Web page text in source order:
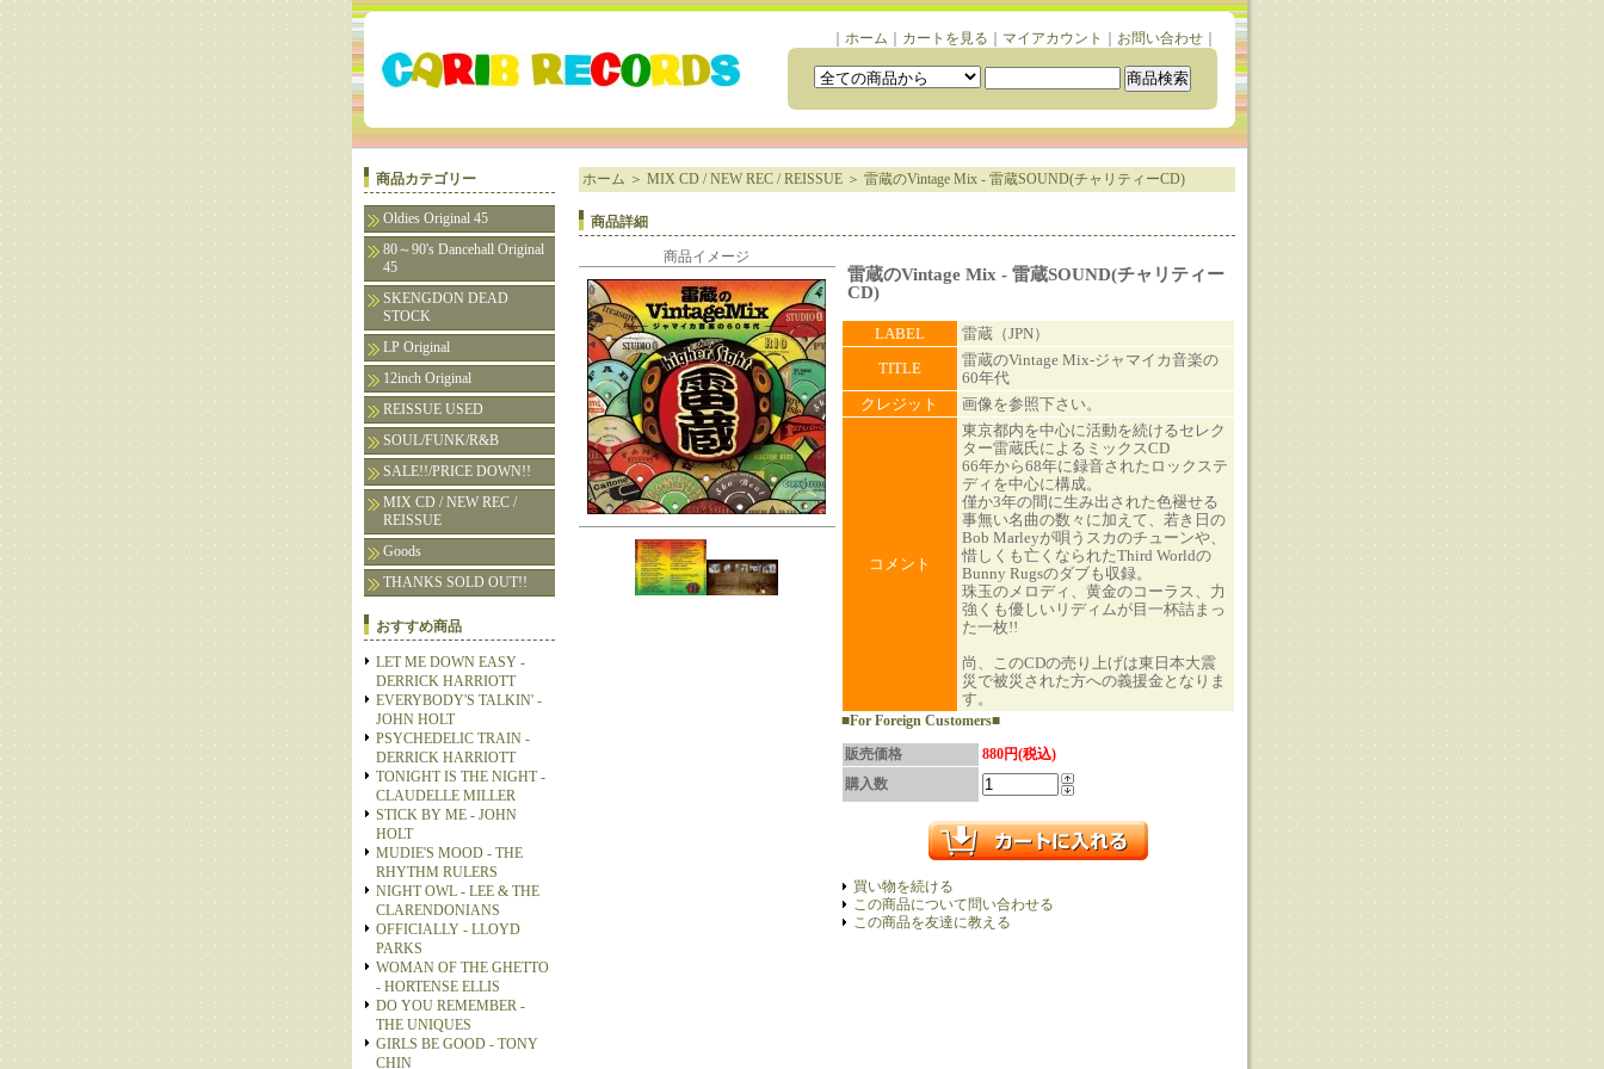
ホーム カートを見る マイアカウント お問い合わせ｜
商品カテゴリー
Oldies Original 45
80～90's Dancehall Original
45
SKENGDON DEAD
STOCK
LP Original
12inch Original
REISSUE USED
SOUL/FUNK/R&B
SALE!!/PRICE DOWN!!
MIX CD / NEW REC /
REISSUE
Goods
THANKS SOLD OUT!!
おすすめ商品
LET ME DOWN EASY -
DERRICK HARRIOTT
EVERYBODY'S TALKIN' -
JOHN HOLT
PSYCHEDELIC TRAIN -
DERRICK HARRIOTT
TONIGHT IS THE NIGHT -
CLAUDELLE MILLER
STICK BY ME - JOHN
HOLT
MUDIE'S MOOD - THE
RHYTHM RULERS
NIGHT OWL - LEE & THE
CLARENDONIANS
OFFICIALLY - LLOYD
PARKS
WOMAN OF THE GHETTO
- HORTENSE ELLIS
DO YOU REMEMBER -
THE UNIQUES
GIRLS BE GOOD - TONY
CHIN
ホーム ＞ MIX CD / NEW REC / REISSUE＞ 雷蔵のVintage Mix - 雷蔵SOUND(チャリティーCD)
商品詳細
商品イメージ
雷蔵のVintage Mix - 雷蔵SOUND(チャリティー
CD)
LABEL
雷蔵（JPN）
TITLE
雷蔵のVintage Mix-ジャマイカ音楽の
60年代
クレジット
画像を参照下さい。
コメント
東京都内を中心に活動を続けるセレク
ター雷蔵氏によるミックスCD
66年から68年に録音されたロックステ
ディを中心に構成。
僅か3年の間に生み出された色褪せる
事無い名曲の数々に加えて、若き日の
Bob Marleyが唄うスカのチューンや、
惜しくも亡くなられたThird Worldの
Bunny Rugsのダブも収録。
珠玉のメロディ、黄金のコーラス、力
強くも優しいリディムが目一杯詰まっ
た一枚!!
尚、このCDの売り上げは東日本大震
災で被災された方への義援金となりま
す。
■For Foreign Customers■
販売価格
880円(税込)
購入数
買い物を続ける
この商品について問い合わせる
この商品を友達に教える